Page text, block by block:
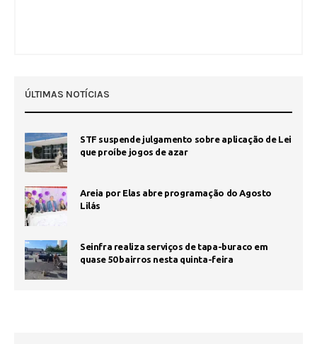
ÚLTIMAS NOTÍCIAS
STF suspende julgamento sobre aplicação de Lei
que proíbe jogos de azar
Areia por Elas abre programação do Agosto
Lilás
Seinfra realiza serviços de tapa-buraco em
quase 50 bairros nesta quinta-feira